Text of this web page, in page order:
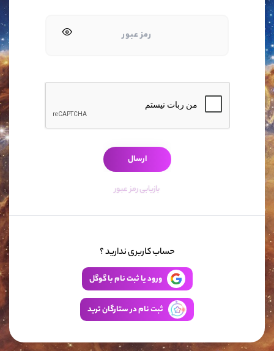
ارسال
بازیابی رمز عبور
حساب کاربری ندارید ؟
ورود یا ثبت نام با گوگل
ثبت نام در ستارگان ترید